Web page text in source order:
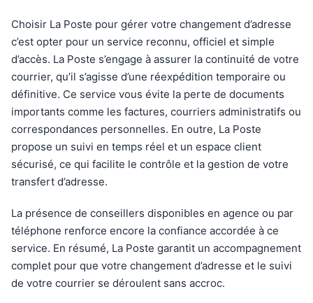
Choisir La Poste pour gérer votre changement d’adresse
c’est opter pour un service reconnu, officiel et simple
d’accès. La Poste s’engage à assurer la continuité de votre
courrier, qu’il s’agisse d’une réexpédition temporaire ou
définitive. Ce service vous évite la perte de documents
importants comme les factures, courriers administratifs ou
correspondances personnelles. En outre, La Poste
propose un suivi en temps réel et un espace client
sécurisé, ce qui facilite le contrôle et la gestion de votre
transfert d’adresse.
La présence de conseillers disponibles en agence ou par
téléphone renforce encore la confiance accordée à ce
service. En résumé, La Poste garantit un accompagnement
complet pour que votre changement d’adresse et le suivi
de votre courrier se déroulent sans accroc.